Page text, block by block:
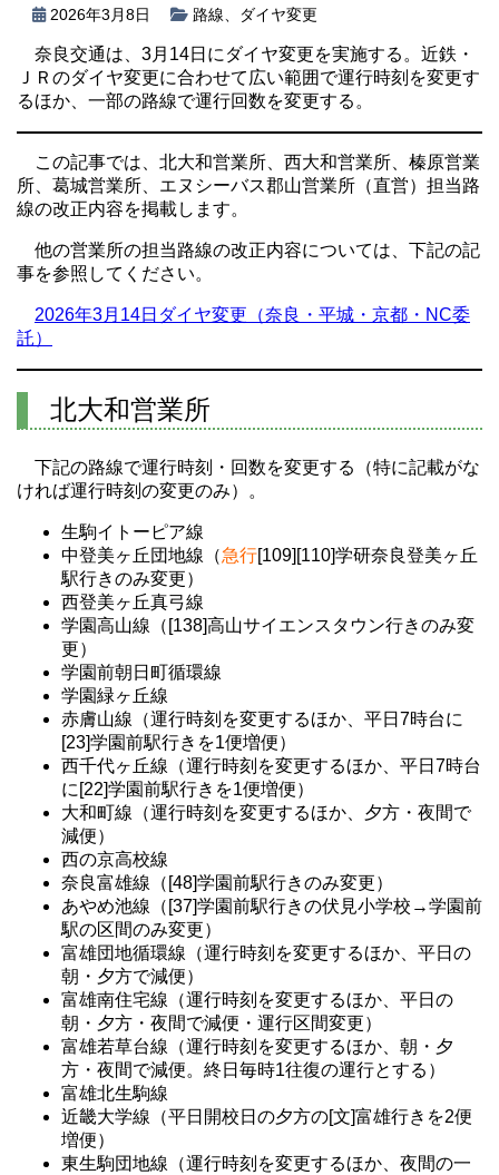
2026年3月8日 路線 ダイヤ変更
奈良交通は、3月14日にダイヤ変更を実施する。近鉄・
ＪＲのダイヤ変更に合わせて広い範囲で運行時刻を変更す
るほか、一部の路線で運行回数を変更する。
この記事では、北大和営業所、西大和営業所、榛原営業
所、葛城営業所、エヌシーバス郡山営業所（直営）担当路
線の改正内容を掲載します。
他の営業所の担当路線の改正内容については、下記の記
事を参照してください。
2026年3月14日ダイヤ変更（奈良・平城・京都・NC委
託）
北大和営業所
下記の路線で運行時刻・回数を変更する（特に記載がな
ければ運行時刻の変更のみ）。
生駒イトーピア線
中登美ヶ丘団地線（急行 [109][110]学研奈良登美ヶ丘
駅行きのみ変更）
西登美ヶ丘真弓線
学園高山線（[138]高山サイエンスタウン行きのみ変
更）
学園前朝日町循環線
学園緑ヶ丘線
赤膚山線（運行時刻を変更するほか、平日7時台に
[23]学園前駅行きを1便増便）
西千代ヶ丘線（運行時刻を変更するほか、平日7時台
に[22]学園前駅行きを1便増便）
大和町線（運行時刻を変更するほか、夕方・夜間で
減便）
西の京高校線
奈良富雄線（[48]学園前駅行きのみ変更）
あやめ池線（[37]学園前駅行きの伏見小学校→学園前
駅の区間のみ変更）
富雄団地循環線（運行時刻を変更するほか、平日の
朝・夕方で減便）
富雄南住宅線（運行時刻を変更するほか、平日の
朝・夕方・夜間で減便・運行区間変更）
富雄若草台線（運行時刻を変更するほか、朝・夕
方・夜間で減便。終日毎時1往復の運行とする）
富雄北生駒線
近畿大学線（平日開校日の夕方の[文]富雄行きを2便
増便）
東生駒団地線（運行時刻を変更するほか、夜間の一